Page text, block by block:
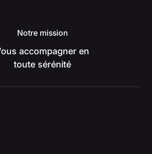
Notre mission
accompagner en
toute sérénité